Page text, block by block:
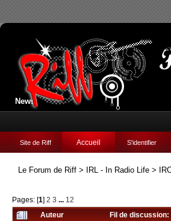
News:
Site de Riff Accueil S'identifier
Le Forum de Riff > IRL - In Radio Life >
Pages: [1] 2 3 ... 12
Auteur
Fil de